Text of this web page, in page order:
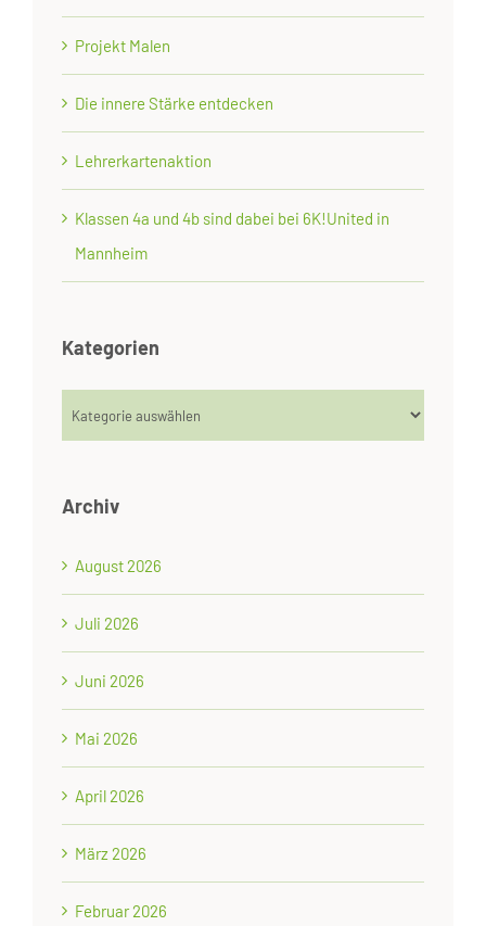
Projekt Malen
Die innere Stärke entdecken
Lehrerkartenaktion
Klassen 4a und 4b sind dabei bei 6K!United in
Mannheim
Kategorien
Kategorien
Archiv
August 2026
Juli 2026
Juni 2026
Mai 2026
April 2026
März 2026
Februar 2026